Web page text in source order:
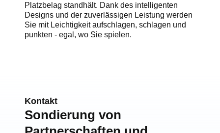
Platzbelag standhält. Dank des intelligenten
Designs und der zuverlässigen Leistung werden
Sie mit Leichtigkeit aufschlagen, schlagen und
punkten - egal, wo Sie spielen.
Kontakt
Sondierung von